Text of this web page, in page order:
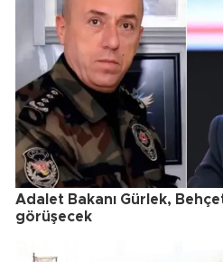
Adalet Bakanı Gürlek,
görüşecek